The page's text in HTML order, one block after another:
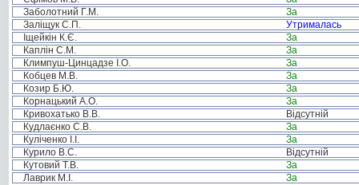
Заболотний Г.М.
За
Заліщук С.П.
Утрималась
Іщейкін К.Є.
За
Каплін С.М.
За
Климпуш-Цинцадзе І.О.
За
Кобцев М.В.
За
Козир Б.Ю.
За
Корнацький А.О.
За
Кривохатько В.В.
Відсутній
Кудлаєнко С.В.
За
Куліченко І.І.
За
Курило В.С.
Відсутній
Кутовий Т.В.
За
Лаврик М.І.
За